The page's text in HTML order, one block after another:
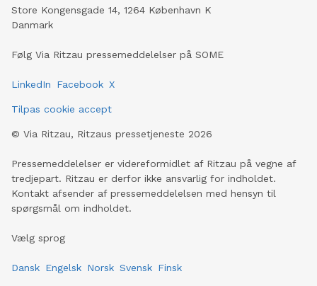
Store Kongensgade 14, 1264 København K
Danmark
Følg Via Ritzau pressemeddelelser på SOME
LinkedIn Facebook X
Tilpas cookie accept
© Via Ritzau, Ritzaus pressetjeneste 2026
Pressemeddelelser er videreformidlet af Ritzau på vegne af
tredjepart. Ritzau er derfor ikke ansvarlig for indholdet.
Kontakt afsender af pressemeddelelsen med hensyn til
spørgsmål om indholdet.
Vælg sprog
Dansk Engelsk Norsk Svensk Finsk